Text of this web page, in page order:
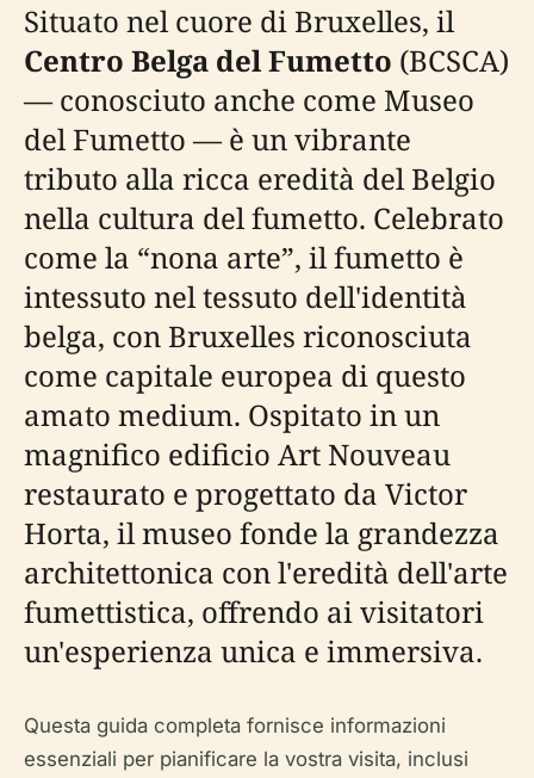
Situato nel cuore di Bruxelles, il
Centro Belga del Fumetto (BCSCA)
— conosciuto anche come Museo
del Fumetto — è un vibrante
tributo alla ricca eredità del Belgio
nella cultura del fumetto. Celebrato
come la “nona arte”, il fumetto è
intessuto nel tessuto dell'identità
belga, con Bruxelles riconosciuta
come capitale europea di questo
amato medium. Ospitato in un
magnifico edificio Art Nouveau
restaurato e progettato da Victor
Horta, il museo fonde la grandezza
architettonica con l'eredità dell'arte
fumettistica, offrendo ai visitatori
un'esperienza unica e immersiva.
Questa guida completa fornisce informazioni
essenziali per pianificare la vostra visita, inclusi